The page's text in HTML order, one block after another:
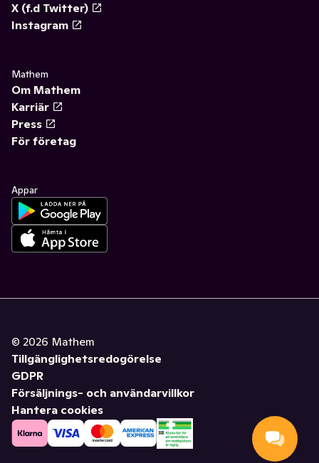
X (f.d Twitter)
Instagram
Mathem
Om Mathem
Karriär
Press
För företag
Appar
© 2026 Mathem
Tillgänglighetsredogörelse
GDPR
Försäljnings- och användarvillkor
Hantera cookies